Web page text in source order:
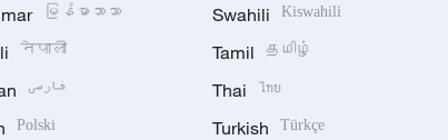
မြန်မာဘာသာ
नेपाली
فارسی
Polski
Swahili Kiswahili
Tamil தமிழ்
Thai ไทย
Turkish Türkçe